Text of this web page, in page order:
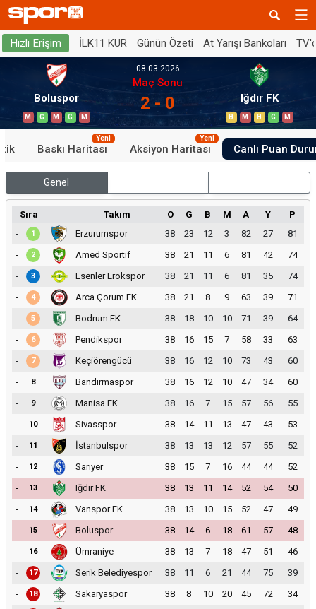
Hızlı Erişim İLK11 KUR Günün Özeti At Yarışı Bankoları
Boluspor
M G M G M
08.03.2026
Maç Sonu
2 - 0 Iğdır FK
B M B G M
Baskı Haritası
Yeni
Aksiyon Haritası
Yeni
Canlı Puan
Genel
Sıra Takım O G B M A Y
P
-
1 Erzurumspor 38 23 12 3 82 27
81
-
2 Amed Sportif 38 21 11 6 81 42
74
-
3 Esenler Erokspor 38 21 11 6 81 35
74
-
4 Arca Çorum FK 38 21 8 9 63 39
71
-
5 Bodrum FK 38 18 10 10 71 39
64
-
6 Pendikspor 38 16 15 7 58 33
63
-
7 Keçiörengücü 38 16 12 10 73 43
60
-
8 Bandırmaspor 38 16 12 10 47 34
60
-
9 Manisa FK 38 16 7 15 57 56
55
-
10 Sivasspor 38 14 11 13 47 43
53
-
11 İstanbulspor 38 13 13 12 57 55
52
-
12 Sarıyer 38 15 7 16 44 44
52
-
13 Iğdır FK 38 13 11 14 52 54
50
-
14 Vanspor FK 38 13 10 15 52 47
49
-
15 Boluspor 38 14 6 18 61 57
48
-
16 Ümraniye 38 13 7 18 47 51
46
-
17 Serik Belediyespor 38 11 6 21 44 75
39
-
18 Sakaryaspor 38 8 10 20 45 72
34